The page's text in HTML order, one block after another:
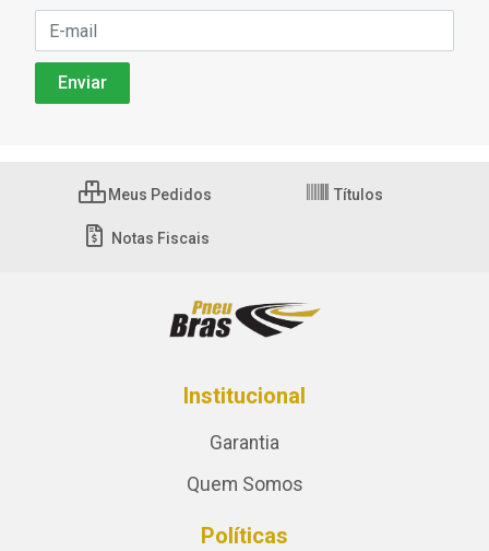
Meus Pedidos Títulos
Notas Fiscais
Institucional
Garantia
Quem Somos
Políticas